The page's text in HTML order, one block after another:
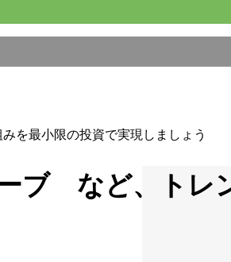
を最小限の投資で実現しましょう
ブ など、トレ